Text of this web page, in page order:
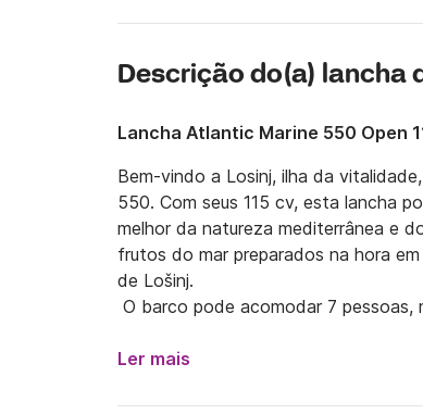
Descrição do(a) lancha
Lancha Atlantic Marine 550 Open
Bem-vindo a Losinj, ilha da
550. Com seus 115 cv, esta lancha
melhor da natureza mediterrânea e
frutos do mar preparados na hora
de Lošinj.
O barco pode acomodar 7 pessoas,
barco dispõe de capota bimini, GPS
Ler mais